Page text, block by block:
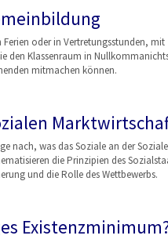
oder in Vertretungsstunden, mit
den Klassenraum in
mitmachen können.
nach, was das Soziale an der
die Prinzipien des
und die Rolle des Wettbewerbs.